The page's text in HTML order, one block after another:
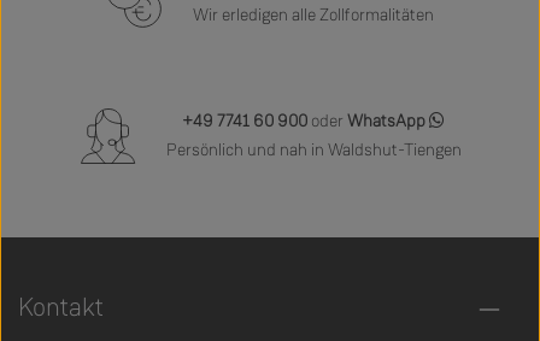
Wir erledigen alle Zollformalitäten
+49 7741 60 900 oder WhatsApp
Persönlich und nah in Waldshut-Tiengen
Kontakt